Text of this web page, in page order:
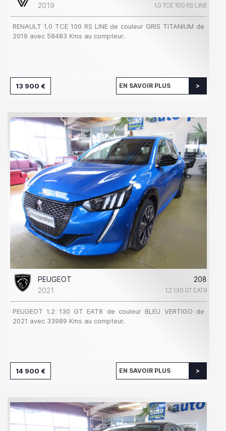
2019 1.0 TCE 100 RS LINE
RENAULT 1.0 TCE 100 RS LINE de couleur GRIS TITANIUM de
2019 avec 58483 Kms au compteur.
13 900 € EN SAVOIR PLUS
PEUGEOT
208
2021
1.2 130 GT EAT8
PEUGEOT 1.2 130 GT EAT8 de couleur BLEU VERTIGO de
2021 avec 33989 Kms au compteur.
14 900 € EN SAVOIR PLUS